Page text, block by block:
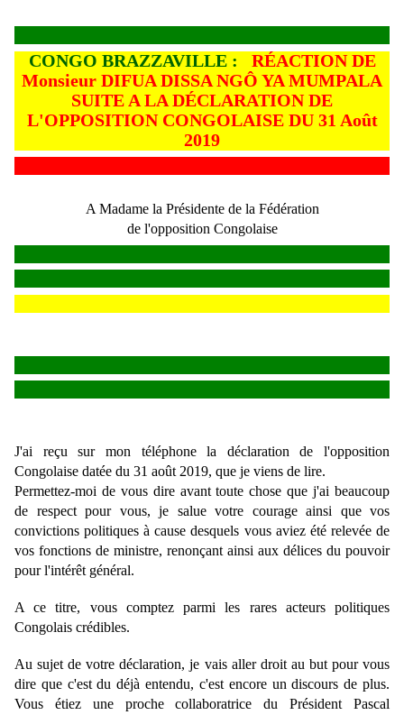
CONGO BRAZZAVILLE :
RÉACTION DE
Monsieur DIFUA DISSA NGÔ YA MUMPALA
SUITE A LA DÉCLARATION DE
L'OPPOSITION CONGOLAISE DU 31 Août
2019
A Madame la Présidente de la Fédération
de l'opposition Congolaise
J'ai reçu sur mon téléphone la déclaration de l'opposition
Congolaise datée du 31 août 2019, que je viens de lire.
Permettez-moi de vous dire avant toute chose que j'ai beaucoup
de respect pour vous, je salue votre courage ainsi que vos
convictions politiques à cause desquels vous aviez été relevée de
vos fonctions de ministre, renonçant ainsi aux délices du pouvoir
pour l'intérêt général.
A ce titre, vous comptez parmi les rares acteurs politiques
Congolais crédibles.
Au sujet de votre déclaration, je vais aller droit au but pour vous
dire que c'est du déjà entendu, c'est encore un discours de plus.
Vous étiez une proche collaboratrice du Président Pascal